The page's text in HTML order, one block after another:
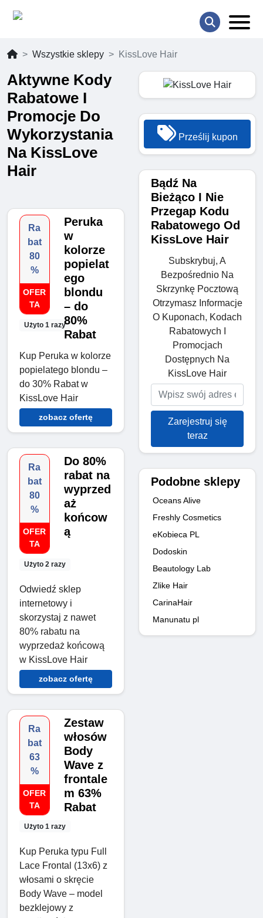
Wszystkie sklepy KissLove Hair
Aktywne Kody
Rabatowe I
Promocje Do
Wykorzystania
Na KissLove
Hair
Ra
bat
80
%
OFER
TA
Użyto 1 razy
Peruka
w
kolorze
popielat
ego
blondu
– do
80%
Rabat
Kup Peruka w kolorze
popielatego blondu –
do 30% Rabat w
KissLove Hair
zobacz ofertę
Ra
bat
80
%
OFER
TA
Użyto 2 razy
Do 80%
rabat na
wyprzed
aż
końcow
ą
Odwiedź sklep
internetowy i
skorzystaj z nawet
80% rabatu na
wyprzedaż końcową
w KissLove Hair
zobacz ofertę
Ra
bat
63
%
OFER
TA
Użyto 1 razy
Zestaw
włosów
Body
Wave z
frontale
m 63%
Rabat
Kup Peruka typu Full
Lace Frontal (13x6) z
włosami o skręcie
Body Wave – model
bezklejowy z
Prześlij kupon
Bądź Na
Bieżąco I Nie
Przegap Kodu
Rabatowego Od
KissLove Hair
Subskrybuj, A
Bezpośrednio Na
Skrzynkę Pocztową
Otrzymasz Informacje
O Kuponach, Kodach
Rabatowych I
Promocjach
Dostępnych Na
KissLove Hair
Zarejestruj się
teraz
Podobne sklepy
Oceans Alive
Freshly Cosmetics
eKobieca PL
Dodoskin
Beautology Lab
Zlike Hair
CarinaHair
Manunatu pl